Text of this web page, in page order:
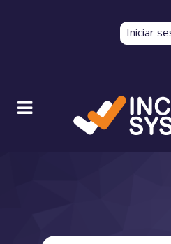
Iniciar